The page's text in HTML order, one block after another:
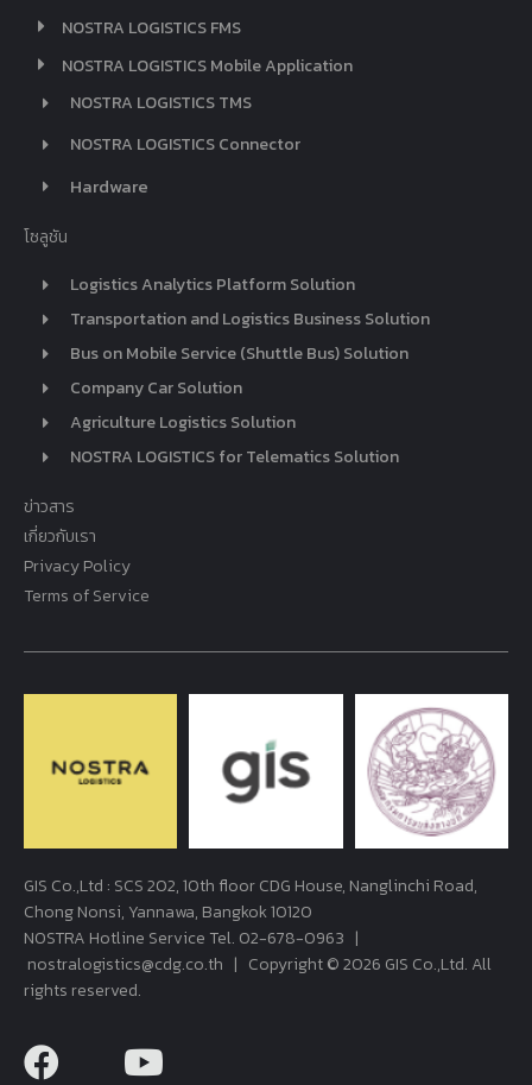
NOSTRA LOGISTICS FMS
NOSTRA LOGISTICS Mobile Application
NOSTRA LOGISTICS TMS
NOSTRA LOGISTICS Connector
Hardware
โซลูชัน
Logistics Analytics Platform Solution
Transportation and Logistics Business Solution
Bus on Mobile Service (Shuttle Bus) Solution
Company Car Solution
Agriculture Logistics Solution
NOSTRA LOGISTICS for Telematics Solution
ข่าวสาร
เกี่ยวกับเรา
Privacy Policy
Terms of Service
GIS Co.,Ltd : SCS 202, 10th floor CDG House, Nanglinchi Road,
Chong Nonsi, Yannawa, Bangkok 10120
NOSTRA Hotline Service Tel. 02-678-0963 |
nostralogistics@cdg.co.th | Copyright © 2026 GIS Co.,Ltd. All
rights reserved.